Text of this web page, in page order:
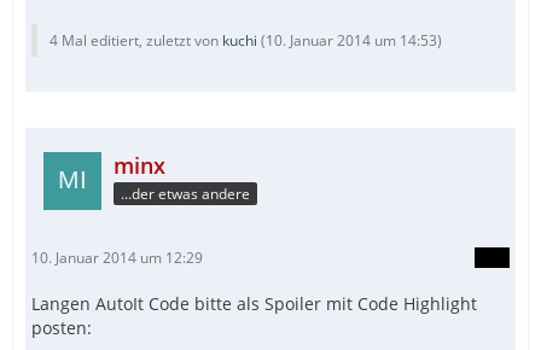
4 Mal editiert, zuletzt von kuchi (10. Januar 2014 um 14:53)
minx
...der etwas andere
10. Januar 2014 um 12:29
Langen AutoIt Code bitte als Spoiler mit Code Highlight
posten: